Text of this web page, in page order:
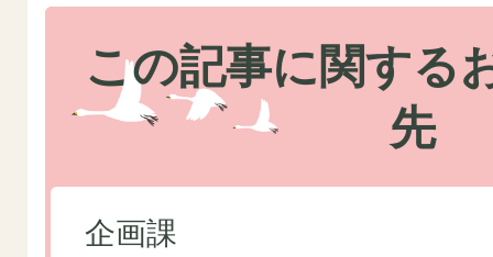
この記事に関する
先
企画課